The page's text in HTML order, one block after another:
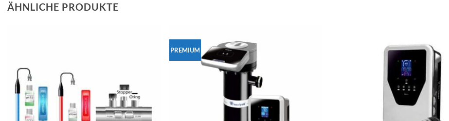
ÄHNLICHE PRODUKTE
PREMIUM